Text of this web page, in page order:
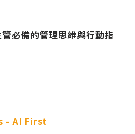
必備的管理思維與行動指
- AI First